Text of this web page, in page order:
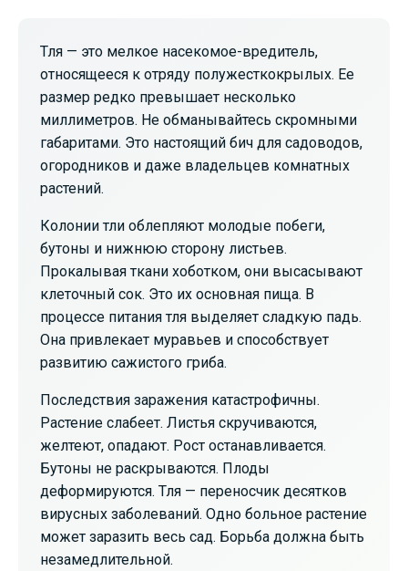
Тля — это мелкое насекомое-вредитель,
относящееся к отряду полужесткокрылых. Ее
размер редко превышает несколько
миллиметров. Не обманывайтесь скромными
габаритами. Это настоящий бич для садоводов,
огородников и даже владельцев комнатных
растений.
Колонии тли облепляют молодые побеги,
бутоны и нижнюю сторону листьев.
Прокалывая ткани хоботком, они высасывают
клеточный сок. Это их основная пища. В
процессе питания тля выделяет сладкую падь.
Она привлекает муравьев и способствует
развитию сажистого гриба.
Последствия заражения катастрофичны.
Растение слабеет. Листья скручиваются,
желтеют, опадают. Рост останавливается.
Бутоны не раскрываются. Плоды
деформируются. Тля — переносчик десятков
вирусных заболеваний. Одно больное растение
может заразить весь сад. Борьба должна быть
незамедлительной.